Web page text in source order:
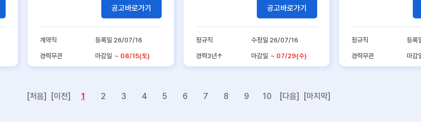
공고바로가기
계약직 등록일 26/07/16
경력무관 마감일 ~ 08/15(토)
공고바로가기
정규직 수정일 26/07/16
경력3년↑ 마감일 ~ 07/29(수)
정규직 등
경력무관 마감
[처음] [이전] 1 2 3 4 5 6 7 8 9 10 [다음] [마지막]